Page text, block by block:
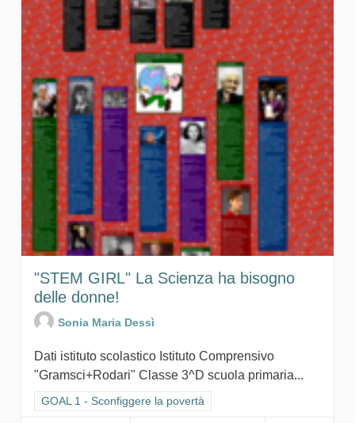
"STEM GIRL" La Scienza ha bisogno
delle donne!
Sonia Maria Dessì
Dati istituto scolastico Istituto Comprensivo
"Gramsci+Rodari" Classe 3^D scuola primaria...
Filtra i risultati per categoria: GOAL 1 - Sconfiggere la povertà
GOAL 1 - Sconfiggere la povertà